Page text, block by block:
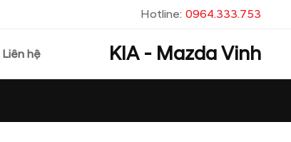
Hotline: 0964.333.753
Liên hệ KIA - Mazda Vinh